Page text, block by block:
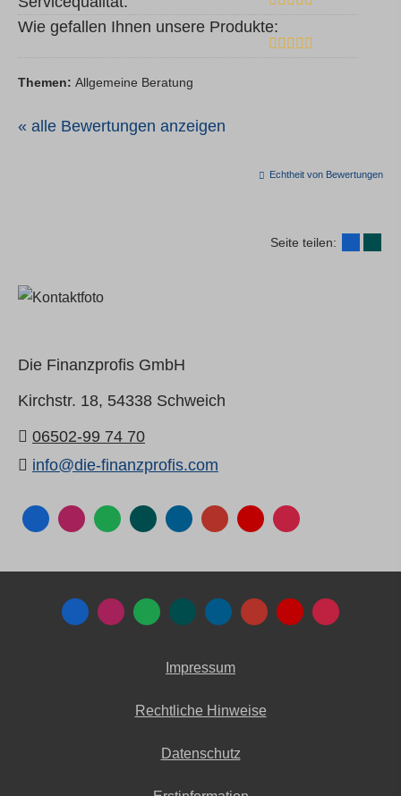
Wie gefallen Ihnen unsere Produkte:
Themen: Allgemeine Beratung
« alle Bewertungen anzeigen
Echtheit von Bewertungen
Seite teilen:
Die Finanzprofis GmbH
Kirchstr. 18, 54338 Schweich
06502-99 74 70
info@die-finanzprofis.com
Impressum
Rechtliche Hinweise
Datenschutz